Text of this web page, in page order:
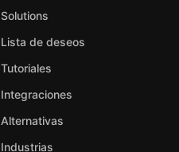
Solutions
Lista de deseos
Tutoriales
Integraciones
Alternativas
Industrias